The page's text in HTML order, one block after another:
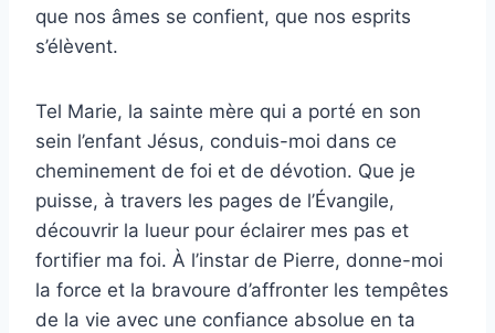
que nos âmes se confient, que nos esprits
s’élèvent.
Tel Marie, la sainte mère qui a porté en son
sein l’enfant Jésus, conduis-moi dans ce
cheminement de foi et de dévotion. Que je
puisse, à travers les pages de l’Évangile,
découvrir la lueur pour éclairer mes pas et
fortifier ma foi. À l’instar de Pierre, donne-moi
la force et la bravoure d’affronter les tempêtes
de la vie avec une confiance absolue en ta